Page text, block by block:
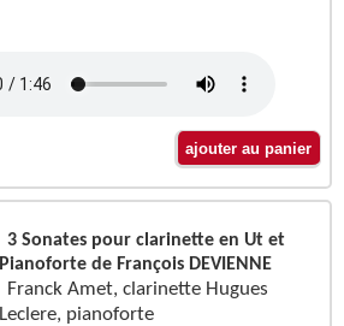
3 Sonates pour clarinette en Ut et
Pianoforte de François DEVIENNE
Franck Amet, clarinette Hugues
Leclere, pianoforte